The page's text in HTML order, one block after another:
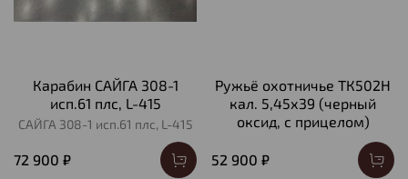
Карабин САЙГА 308-1
исп.61 плс, L-415
САЙГА 308-1 исп.61 плс, L-415
72 900 ₽
Ружьё охотничье ТК502H
кал. 5,45х39 (черный
оксид, с прицелом)
52 900 ₽